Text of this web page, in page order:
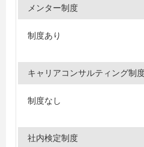
メンター制度
制度あり
キャリアコンサルティング制
制度なし
社内検定制度